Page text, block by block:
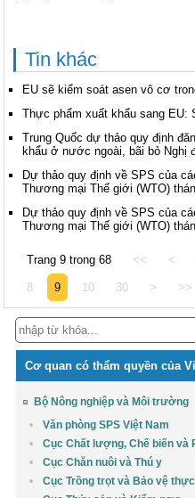
Tin khác
EU sẽ kiểm soát asen vô cơ
Thực phẩm xuất khẩu sang
Trung Quốc dự thảo quy định
khẩu ở nước ngoài, bãi bỏ Nghị
Dự thảo quy định về SPS của
Thương mại Thế giới (WTO)
Dự thảo quy định về SPS của
Thương mại Thế giới (WTO)
Trang 9 trong 68 << <
8 9 10 30 > >>
Cơ quan có thẩm quyền của
Bộ Nông nghiệp và Môi trường
Văn phòng SPS Việt Nam
Cục Chất lượng, Chế biến và
Cục Chăn nuôi và Thú y
Cục Trồng trọt và Bảo vệ